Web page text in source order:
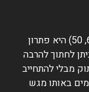
באירועים גדולים, צורת המספרים (כמו 84, 60, 50) היא פתרון
לחתוך להרבה
מבלי להתחייב
באותו מגש